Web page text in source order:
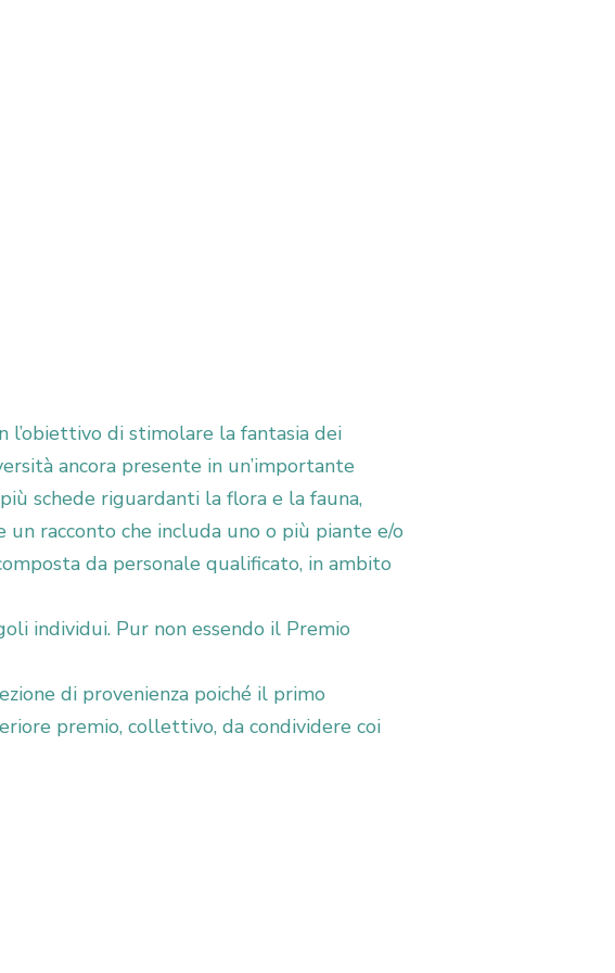
l’obiettivo di stimolare la fantasia dei
ancora presente in un’importante
schede riguardanti la flora e la fauna,
racconto che includa uno o più piante e/o
da personale qualificato, in ambito
individui. Pur non essendo il Premio
di provenienza poiché il primo
premio, collettivo, da condividere coi